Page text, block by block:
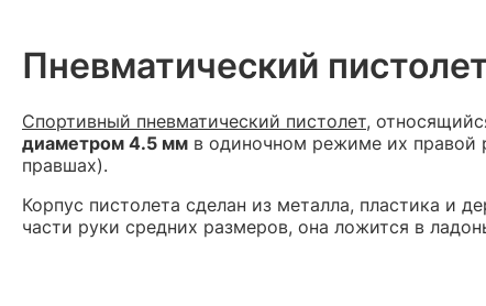
Пневматический
Спортивный пневматический пистолет,
диаметром 4.5 мм в одиночном режиме их правой
правшах).
Корпус пистолета сделан из металла, пластика и
части руки средних размеров, она ложится в